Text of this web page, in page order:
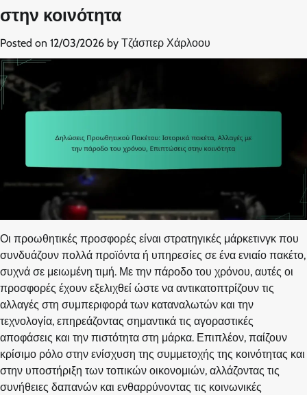
στην κοινότητα
Posted on 12/03/2026 by Τζάσπερ Χάρλοου
Οι προωθητικές προσφορές είναι στρατηγικές μάρκετινγκ που
συνδυάζουν πολλά προϊόντα ή υπηρεσίες σε ένα ενιαίο πακέτο,
συχνά σε μειωμένη τιμή. Με την πάροδο του χρόνου, αυτές οι
προσφορές έχουν εξελιχθεί ώστε να αντικατοπτρίζουν τις
αλλαγές στη συμπεριφορά των καταναλωτών και την
τεχνολογία, επηρεάζοντας σημαντικά τις αγοραστικές
αποφάσεις και την πιστότητα στη μάρκα. Επιπλέον, παίζουν
κρίσιμο ρόλο στην ενίσχυση της συμμετοχής της κοινότητας και
στην υποστήριξη των τοπικών οικονομιών, αλλάζοντας τις
συνήθειες δαπανών και ενθαρρύνοντας τις κοινωνικές